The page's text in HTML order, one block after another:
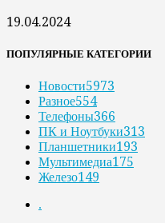
19.04.2024
ПОПУЛЯРНЫЕ КАТЕГОРИИ
Новости5973
Разное554
Телефоны366
ПК и Ноутбуки313
Планшетники193
Мультимедиа175
Железо149
.